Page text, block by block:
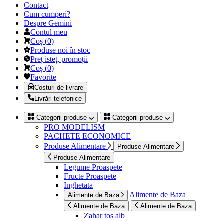
Contact
Cum cumperi?
Despre Gemini
Contul meu
Coș (0)
Produse noi în stoc
Preț isteț, promoții
Coș (0)
Favorite
Costuri de livrare
Livrări telefonice
Categorii produse Categorii produse
PRO MODELISM
PACHETE ECONOMICE
Produse Alimentare
Produse Alimentare
Produse Alimentare
Legume Proaspete
Fructe Proaspete
Inghetata
Alimente de Baza Alimente de Baza
Alimente de Baza Alimente de Baza
Zahar tos alb